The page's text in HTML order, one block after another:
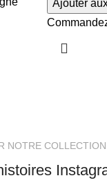
Ajouter
NOTRE COLLECTION